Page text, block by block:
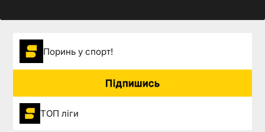
Поринь у спорт!
Підпишись
ТОП ліги